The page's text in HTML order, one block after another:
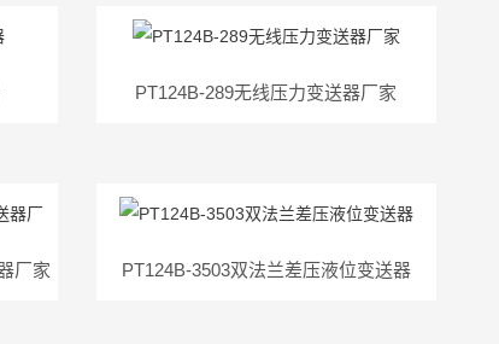
PT124B-289无线压力变送器厂家
厂家 PT124B-3503双法兰差压液位变送器